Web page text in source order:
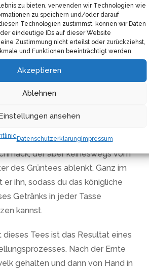
zu bieten, verwenden wir Technologien wie
zu speichern und/oder darauf
Technologien zustimmst, können wir Daten
eindeutige IDs auf dieser Website
Zustimmung nicht erteilst oder zurückziehst,
und Funktionen beeinträchtigt werden.
Akzeptieren
Ablehnen
ansehen
DatenschutzerklärungImpressum
ist eng
Legende über einen
und es ist kaum vorstellbar,
den unwiderstehlichen Charme
Tatsächlich wurde dieser Tee
Auszeichnung “Tee des
entwickelt einen leicht
der aber keineswegs vom
des Grüntees ablenkt. Ganz im
ihn, sodass du das königliche
Getränks in jeder Tasse
kannst.
dieses Tees ist das Resultat eines
Nach der Ernte
gehalten und dann von Hand in